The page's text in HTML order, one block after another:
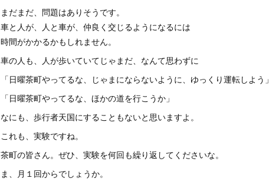
まだまだ、問題はありそうです。
車と人が、人と車が、仲良く交じるようになるには
時間がかかるかもしれません。
車の人も、人が歩いていてじゃまだ、なんて思わずに
「日曜茶町やってるな、じゃまにならないように、ゆっくり運転しよう」
「日曜茶町やってるな、ほかの道を行こうか」
なにも、歩行者天国にすることもないと思いますよ。
これも、実験ですね。
茶町の皆さん。ぜひ、実験を何回も繰り返してくださいな。
ま、月１回からでしょうか。